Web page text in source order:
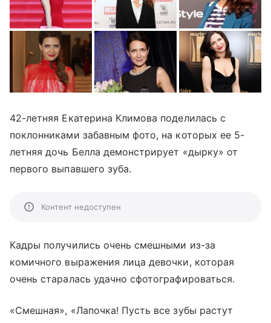
42-летняя Екатерина Климова поделилась с
поклонниками забавным фото, на которых ее 5-
летняя дочь Белла демонстрирует «дырку» от
первого выпавшего зуба.
Контент недоступен
Кадры получились очень смешными из-за
комичного выражения лица девочки, которая
очень старалась удачно сфотографироваться.
«Смешная», «Лапочка! Пусть все зубы растут